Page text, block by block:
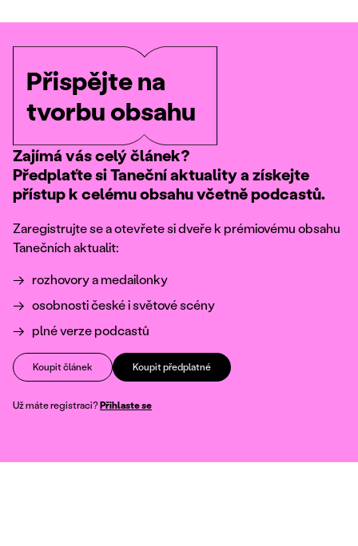
Přispějte na
tvorbu obsahu
Zajímá vás celý článek?
Předplaťte si Taneční aktuality a získejte
přístup k celému obsahu včetně podcastů.
Zaregistrujte se a otevřete si dveře k prémiovému obsahu
Tanečních aktualit:
rozhovory a medailonky
osobnosti české i světové scény
plné verze podcastů
Koupit článek Koupit předplatné
Už máte registraci?Přihlaste se